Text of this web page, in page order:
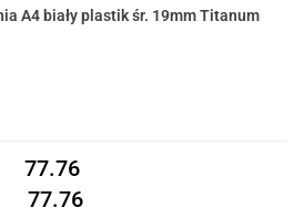
A4 biały plastik śr. 19mm Titanum
77.76
77.76